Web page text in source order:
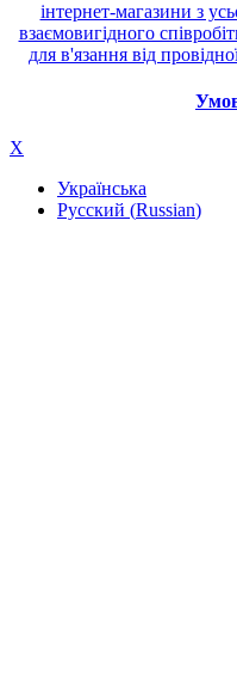
інтернет-магазини з
взаємовигідного
для в'язання від
X
Українська
Русский (Russian)